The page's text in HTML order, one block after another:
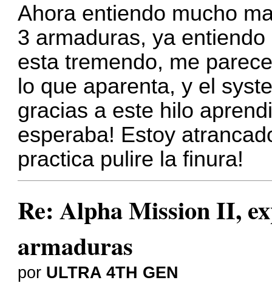
Ahora entiendo mucho
3 armaduras, ya
esta tremendo, me
lo que aparenta, y el
gracias a este hilo
esperaba! Estoy
practica pulire la finura!
Re: Alpha Mission II,
armaduras
por ULTRA 4TH GEN